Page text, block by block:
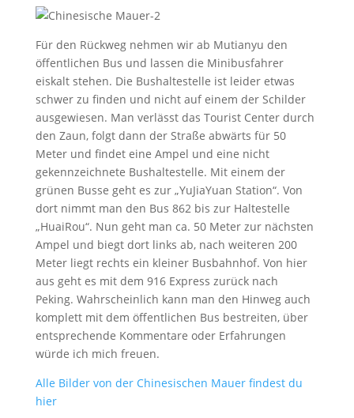
Für den Rückweg nehmen wir ab Mutianyu den
öffentlichen Bus und lassen die Minibusfahrer
eiskalt stehen. Die Bushaltestelle ist leider etwas
schwer zu finden und nicht auf einem der Schilder
ausgewiesen. Man verlässt das Tourist Center durch
den Zaun, folgt dann der Straße abwärts für 50
Meter und findet eine Ampel und eine nicht
gekennzeichnete Bushaltestelle. Mit einem der
grünen Busse geht es zur „YuJiaYuan Station“. Von
dort nimmt man den Bus 862 bis zur Haltestelle
„HuaiRou“. Nun geht man ca. 50 Meter zur nächsten
Ampel und biegt dort links ab, nach weiteren 200
Meter liegt rechts ein kleiner Busbahnhof. Von hier
aus geht es mit dem 916 Express zurück nach
Peking. Wahrscheinlich kann man den Hinweg auch
komplett mit dem öffentlichen Bus bestreiten, über
entsprechende Kommentare oder Erfahrungen
würde ich mich freuen.
Alle Bilder von der Chinesischen Mauer findest du
hier